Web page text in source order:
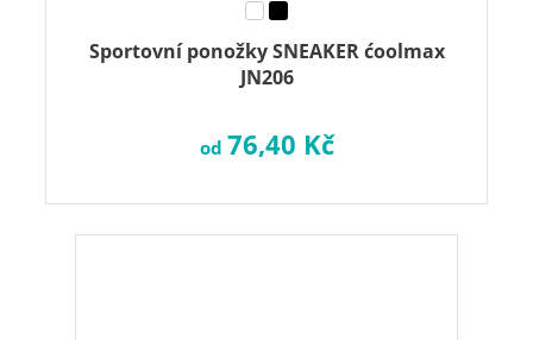
Sportovní ponožky SNEAKER ćoolmax
JN206
od 76,40 Kč